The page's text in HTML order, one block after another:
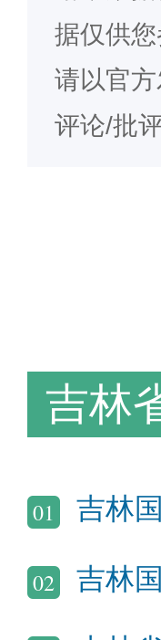
据仅供
请以官
评论/批
吉林
01 吉林
02 吉林